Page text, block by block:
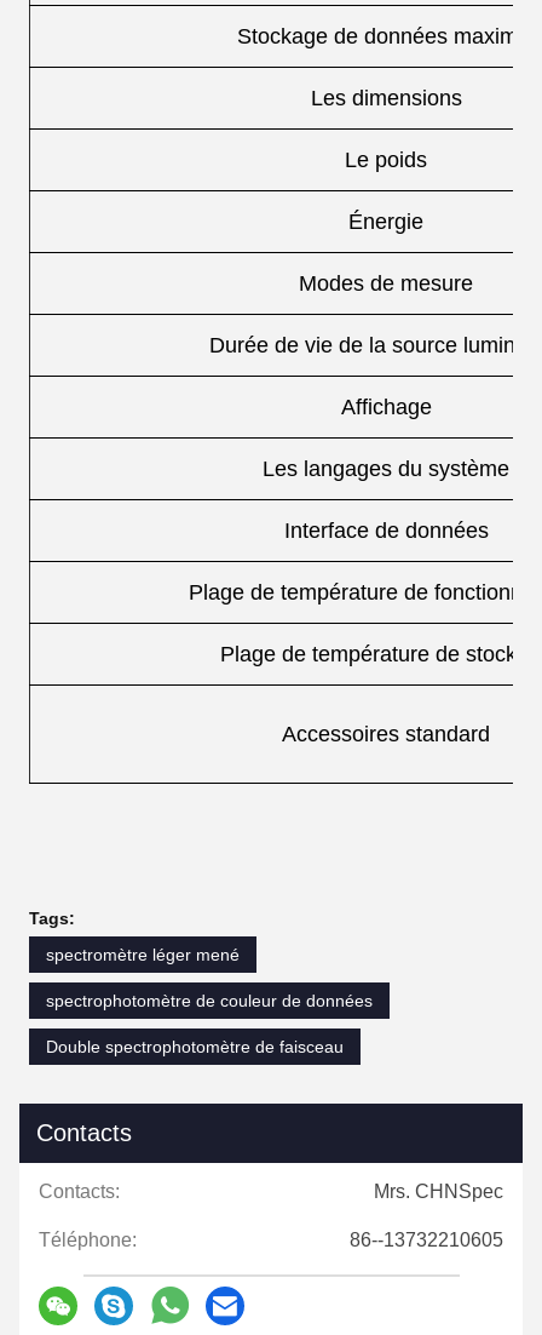
Stockage de données maximal
Les dimensions
Le poids
Énergie
Modes de mesure
Durée de vie de la source
Affichage
Les langages du système
Interface de données
Plage de température de
Plage de température de
Accessoires standard
Tags:
spectromètre léger mené
spectrophotomètre de couleur de données
Double spectrophotomètre de faisceau
Contacts
Contacts: Mrs. CHNSpec
Téléphone: 86--13732210605